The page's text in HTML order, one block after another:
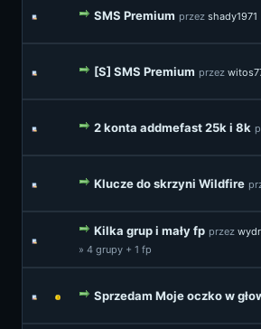
SMS Premium przez shady1971
[S] SMS Premium przez
2 konta addmefast 25k i 8k
Klucze do skrzyni Wildfire
Kilka grup i mały fp przez
» 4 grupy + 1 fp
Sprzedam Moje oczko w